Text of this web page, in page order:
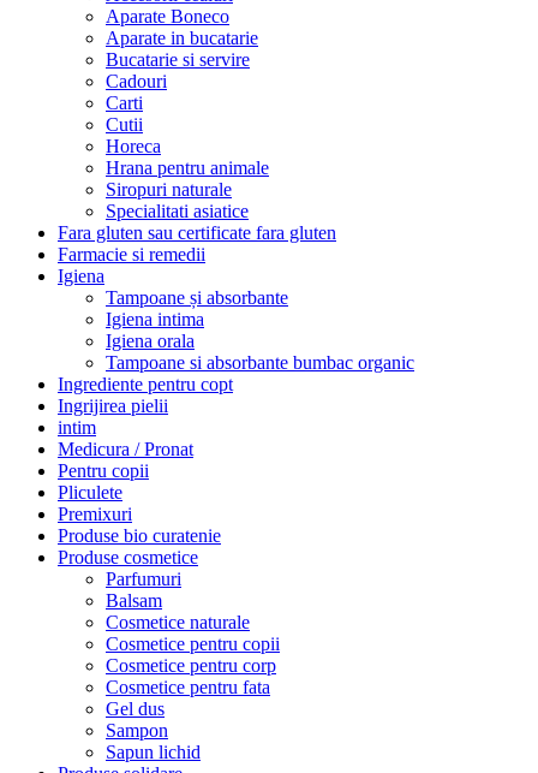
Aparate Boneco
Aparate in bucatarie
Bucatarie si servire
Cadouri
Carti
Cutii
Horeca
Hrana pentru animale
Siropuri naturale
Specialitati asiatice
Fara gluten sau certificate fara gluten
Farmacie si remedii
Igiena
Tampoane și absorbante
Igiena intima
Igiena orala
Tampoane si absorbante bumbac organic
Ingrediente pentru copt
Ingrijirea pielii
intim
Medicura / Pronat
Pentru copii
Pliculete
Premixuri
Produse bio curatenie
Produse cosmetice
Parfumuri
Balsam
Cosmetice naturale
Cosmetice pentru copii
Cosmetice pentru corp
Cosmetice pentru fata
Gel dus
Sampon
Sapun lichid